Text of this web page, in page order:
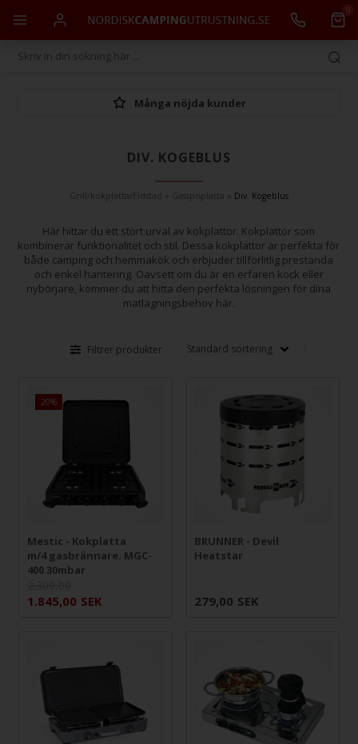
0
Många nöjda kunder
DIV. KOGEBLUS
Grill/kokplatta/Eldstad Gasspisplatta Div. Kogeblus
Här hittar du ett stort urval av kokplattor. Kokplattor som
kombinerar funktionalitet och stil. Dessa kokplattor är perfekta för
både camping och hemmakök och erbjuder tillförlitlig prestanda
och enkel hantering. Oavsett om du är en erfaren kock eller
nybörjare, kommer du att hitta den perfekta lösningen för dina
matlagningsbehov här.
Filtrer produkter
20%
Mestic - Kokplatta
m/4 gasbrännare. MGC-
400 30mbar
1.845,00 SEK
BRUNNER - Devil
Heatstar
279,00 SEK